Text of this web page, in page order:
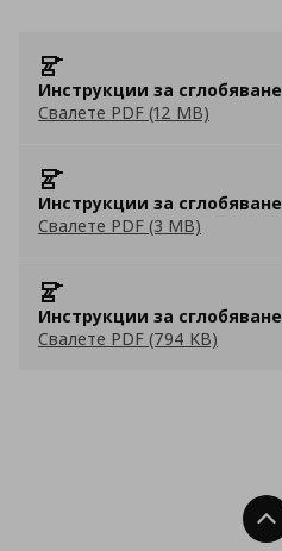
Инструкции за сглобяване
Свалете PDF (12 MB)
Инструкции за сглобяване
Свалете PDF (3 MB)
Инструкции за сглобяване
Свалете PDF (794 KB)